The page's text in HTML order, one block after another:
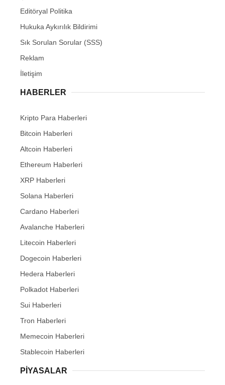
Editöryal Politika
Hukuka Aykırılık Bildirimi
Sık Sorulan Sorular (SSS)
Reklam
İletişim
HABERLER
Kripto Para Haberleri
Bitcoin Haberleri
Altcoin Haberleri
Ethereum Haberleri
XRP Haberleri
Solana Haberleri
Cardano Haberleri
Avalanche Haberleri
Litecoin Haberleri
Dogecoin Haberleri
Hedera Haberleri
Polkadot Haberleri
Sui Haberleri
Tron Haberleri
Memecoin Haberleri
Stablecoin Haberleri
PIYASALAR